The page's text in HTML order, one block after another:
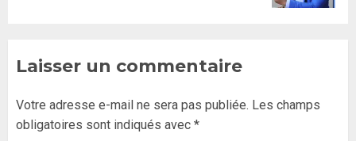
Laisser un commentaire
Votre adresse e-mail ne sera pas publiée. Les champs
obligatoires sont indiqués avec *